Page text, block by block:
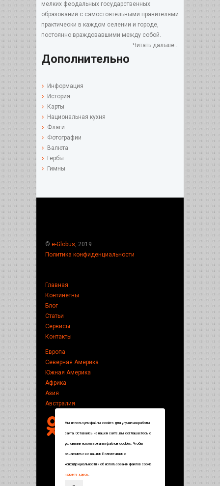
мелких феодальных государственных
образований с самостоятельными правителями
практически в каждом селении и городе,
постоянно враждовавшими между собой.
Читать дальше...
Дополнительно
Информация
История
Карты
Национальная кухня
Флаги
Фотографии
Валюта
Гербы
Гимны
© e-Globus , 2019
Политика конфиденциальности
Главная
Континетны
Блог
Статьи
Сервисы
Контакты
Европа
Северная Америка
Южная Америка
Африка
Азия
Австралия
Мы используем файлы cookies для улучшения работы
сайта. Оставаясь на нашем сайте, вы соглашаетесь с
условиями использования файлов cookies. Чтобы
ознакомиться с нашими Положениями о
конфиденциальности и об использовании файлов cookie,
нажмите здесь.